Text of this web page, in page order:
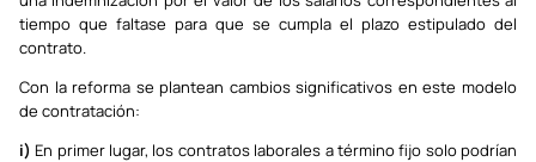
tiempo que faltase para que se cumpla el plazo estipulado del
contrato.
Con la reforma se plantean cambios significativos en este modelo
de contratación:
i) En primer lugar, los contratos laborales a término fijo solo podrían